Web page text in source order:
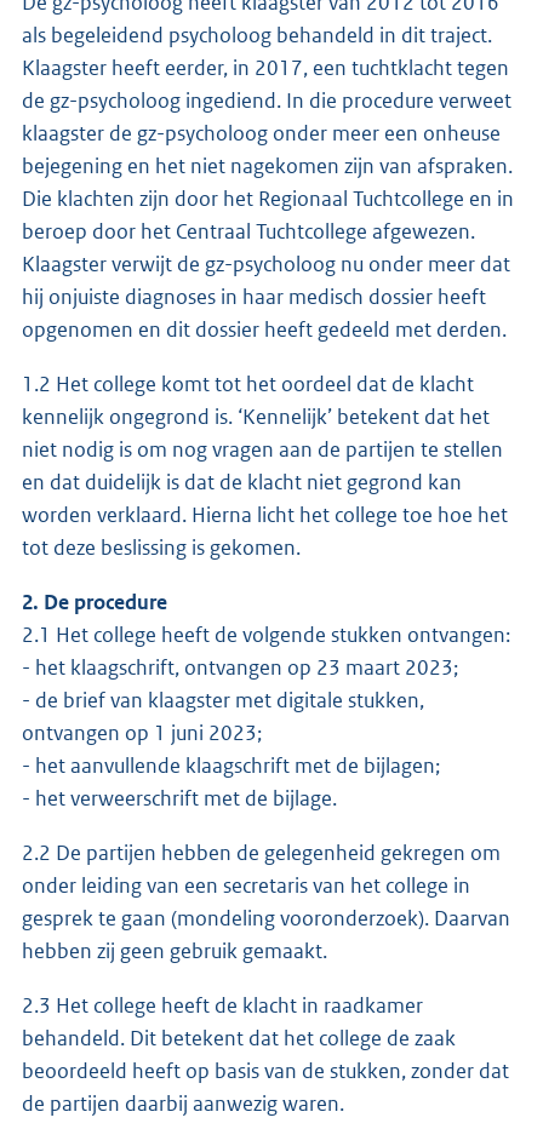
als begeleidend psycholoog behandeld in dit traject.
Klaagster heeft eerder, in 2017, een tuchtklacht tegen
de gz-psycholoog ingediend. In die procedure verweet
klaagster de gz-psycholoog onder meer een onheuse
bejegening en het niet nagekomen zijn van afspraken.
Die klachten zijn door het Regionaal Tuchtcollege en in
beroep door het Centraal Tuchtcollege afgewezen.
Klaagster verwijt de gz-psycholoog nu onder meer dat
hij onjuiste diagnoses in haar medisch dossier heeft
opgenomen en dit dossier heeft gedeeld met derden.
1.2 Het college komt tot het oordeel dat de klacht
kennelijk ongegrond is. ‘Kennelijk’ betekent dat het
niet nodig is om nog vragen aan de partijen te stellen
en dat duidelijk is dat de klacht niet gegrond kan
worden verklaard. Hierna licht het college toe hoe het
tot deze beslissing is gekomen.
2. De procedure
2.1 Het college heeft de volgende stukken ontvangen:
- het klaagschrift, ontvangen op 23 maart 2023;
- de brief van klaagster met digitale stukken,
ontvangen op 1 juni 2023;
- het aanvullende klaagschrift met de bijlagen;
- het verweerschrift met de bijlage.
2.2 De partijen hebben de gelegenheid gekregen om
onder leiding van een secretaris van het college in
gesprek te gaan (mondeling vooronderzoek). Daarvan
hebben zij geen gebruik gemaakt.
2.3 Het college heeft de klacht in raadkamer
behandeld. Dit betekent dat het college de zaak
beoordeeld heeft op basis van de stukken, zonder dat
de partijen daarbij aanwezig waren.